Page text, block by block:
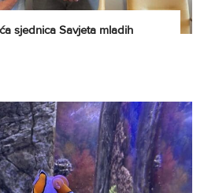
sjednica Savjeta mladih